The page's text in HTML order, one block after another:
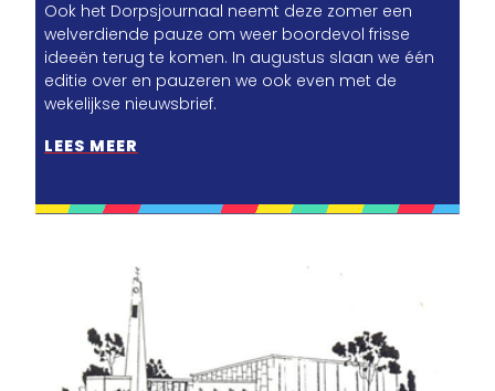
Ook het Dorpsjournaal neemt deze zomer een
welverdiende pauze om weer boordevol frisse
ideeën terug te komen. In augustus slaan we één
editie over en pauzeren we ook even met de
wekelijkse nieuwsbrief.
LEES MEER